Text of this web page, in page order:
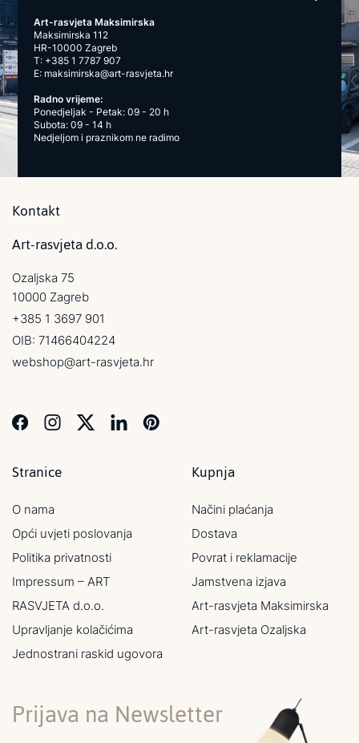
Art-rasvjeta Maksimirska
Maksimirska 112
HR-10000 Zagreb
T: +385 1 7787 907
E: maksimirska@art-rasvjeta.hr
Radno vrijeme:
Ponedjeljak - Petak: 09 - 20 h
Subota: 09 - 14 h
Nedjeljom i praznikom ne radimo
Kontakt
Art-rasvjeta d.o.o.
Ozaljska 75
10000 Zagreb
+385 1 3697 901
OIB: 71466404224
webshop@art-rasvjeta.hr
Stranice
O nama
Opći uvjeti poslovanja
Politika privatnosti
Impressum – ART
RASVJETA d.o.o.
Upravljanje kolačićima
Jednostrani raskid ugovora
Kupnja
Načini plaćanja
Dostava
Povrat i reklamacije
Jamstvena izjava
Art-rasvjeta Maksimirska
Art-rasvjeta Ozaljska
Prijava na Newsletter